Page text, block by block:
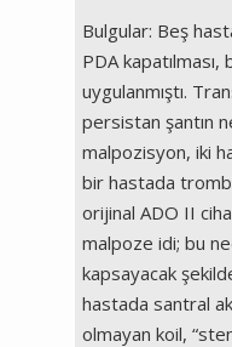
Bulgular: Beş
PDA
uygulanmıştı.
persistan şantın
malpozisyon, iki
bir hastada
orijinal ADO II
malpoze idi; bu
kapsayacak
hastada santral
olmayan koil,